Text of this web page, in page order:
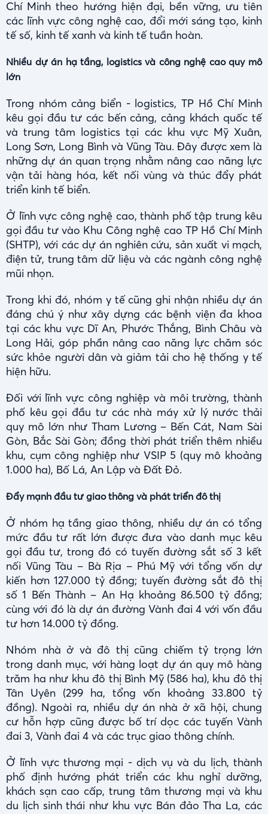
Chí Minh theo hướng hiện đại, bền vững, ưu tiên
các lĩnh vực công nghệ cao, đổi mới sáng tạo, kinh
tế số, kinh tế xanh và kinh tế tuần hoàn.
Nhiều dự án hạ tầng, logistics và công nghệ cao quy mô
lớn
Trong nhóm cảng biển - logistics, TP Hồ Chí Minh
kêu gọi đầu tư các bến cảng, cảng khách quốc tế
và trung tâm logistics tại các khu vực Mỹ Xuân,
Long Sơn, Long Bình và Vũng Tàu. Đây được xem là
những dự án quan trọng nhằm nâng cao năng lực
vận tải hàng hóa, kết nối vùng và thúc đẩy phát
triển kinh tế biển.
Ở lĩnh vực công nghệ cao, thành phố tập trung kêu
gọi đầu tư vào Khu Công nghệ cao TP Hồ Chí Minh
(SHTP), với các dự án nghiên cứu, sản xuất vi mạch,
điện tử, trung tâm dữ liệu và các ngành công nghệ
mũi nhọn.
Trong khi đó, nhóm y tế cũng ghi nhận nhiều dự án
đáng chú ý như xây dựng các bệnh viện đa khoa
tại các khu vực Dĩ An, Phước Thắng, Bình Châu và
Long Hải, góp phần nâng cao năng lực chăm sóc
sức khỏe người dân và giảm tải cho hệ thống y tế
hiện hữu.
Đối với lĩnh vực công nghiệp và môi trường, thành
phố kêu gọi đầu tư các nhà máy xử lý nước thải
quy mô lớn như Tham Lương – Bến Cát, Nam Sài
Gòn, Bắc Sài Gòn; đồng thời phát triển thêm nhiều
khu, cụm công nghiệp như VSIP 5 (quy mô khoảng
1.000 ha), Bố Lá, An Lập và Đất Đỏ.
Đẩy mạnh đầu tư giao thông và phát triển đô thị
Ở nhóm hạ tầng giao thông, nhiều dự án có tổng
mức đầu tư rất lớn được đưa vào danh mục kêu
gọi đầu tư, trong đó có tuyến đường sắt số 3 kết
nối Vũng Tàu – Bà Rịa – Phú Mỹ với tổng vốn dự
kiến hơn 127.000 tỷ đồng; tuyến đường sắt đô thị
số 1 Bến Thành – An Hạ khoảng 86.500 tỷ đồng;
cùng với đó là dự án đường Vành đai 4 với vốn đầu
tư hơn 14.000 tỷ đồng.
Nhóm nhà ở và đô thị cũng chiếm tỷ trọng lớn
trong danh mục, với hàng loạt dự án quy mô hàng
trăm ha như khu đô thị Bình Mỹ (586 ha), khu đô thị
Tân Uyên (299 ha, tổng vốn khoảng 33.800 tỷ
đồng). Ngoài ra, nhiều dự án nhà ở xã hội, chung
cư hỗn hợp cũng được bố trí dọc các tuyến Vành
đai 3, Vành đai 4 và các trục giao thông chính.
Ở lĩnh vực thương mại - dịch vụ và du lịch, thành
phố định hướng phát triển các khu nghỉ dưỡng,
khách sạn cao cấp, trung tâm thương mại và khu
du lịch sinh thái như khu vực Bán đảo Tha La, các